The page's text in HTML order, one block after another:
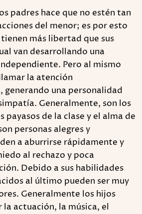
padres hace que no estén tan
del menor; es por esto
más libertad que sus
van desarrollando una
Pero al mismo
la atención
generando una personalidad
Generalmente, son los
payasos de la clase y el alma de
personas alegres y
a aburrirse rápidamente y
al rechazo y poca
Debido a sus habilidades
al último pueden ser muy
Generalmente los hijos
actuación, la música, el